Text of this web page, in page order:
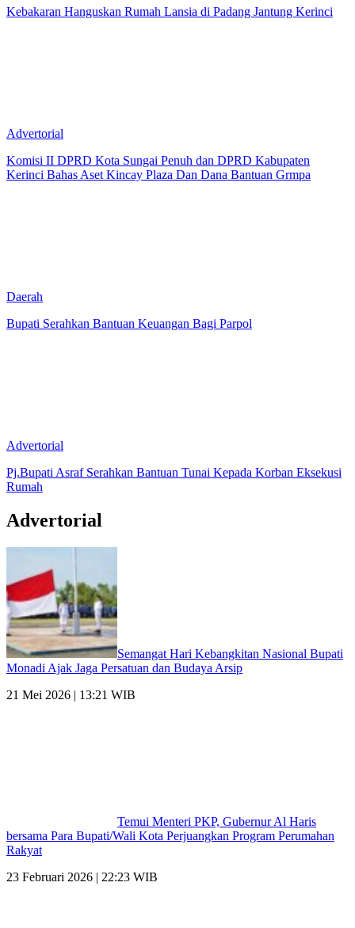
Kebakaran Hanguskan Rumah Lansia di Padang Jantung Kerinci
Advertorial
Komisi II DPRD Kota Sungai Penuh dan DPRD Kabupaten
Kerinci Bahas Aset Kincay Plaza Dan Dana Bantuan Grmpa
Daerah
Bupati Serahkan Bantuan Keuangan Bagi Parpol
Advertorial
Pj.Bupati Asraf Serahkan Bantuan Tunai Kepada Korban Eksekusi
Rumah
Advertorial
Semangat Hari Kebangkitan Nasional Bupati
Monadi Ajak Jaga Persatuan dan Budaya Arsip
21 Mei 2026 | 13:21 WIB
Temui Menteri PKP, Gubernur Al Haris
bersama Para Bupati/Wali Kota Perjuangkan Program Perumahan
Rakyat
23 Februari 2026 | 22:23 WIB